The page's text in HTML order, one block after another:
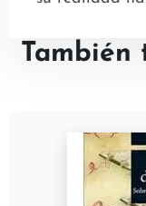
También